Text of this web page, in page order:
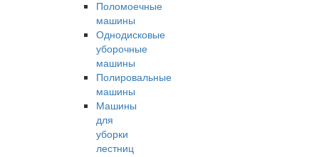
Поломоечные
машины
Однодисковые
уборочные
машины
Полировальные
машины
Машины
для
уборки
лестниц